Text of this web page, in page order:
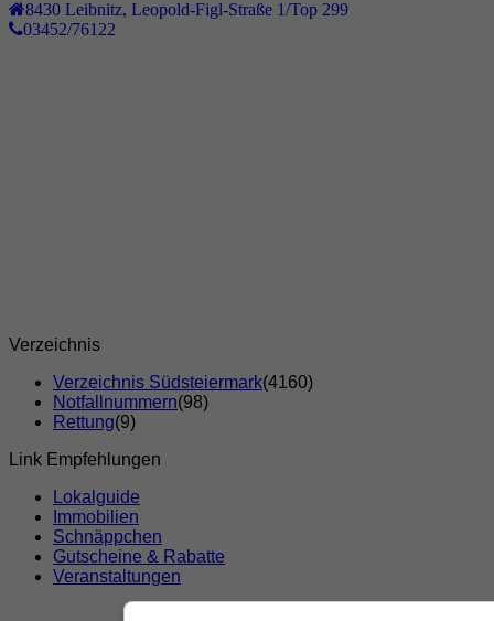
8430 Leibnitz Leopold-Figl-Straße 1/Top 299
03452/76122
Verzeichnis
Verzeichnis Südsteiermark(4160)
Notfallnummern(98)
Rettung(9)
Link Empfehlungen
Lokalguide
Immobilien
Schnäppchen
Gutscheine & Rabatte
Veranstaltungen